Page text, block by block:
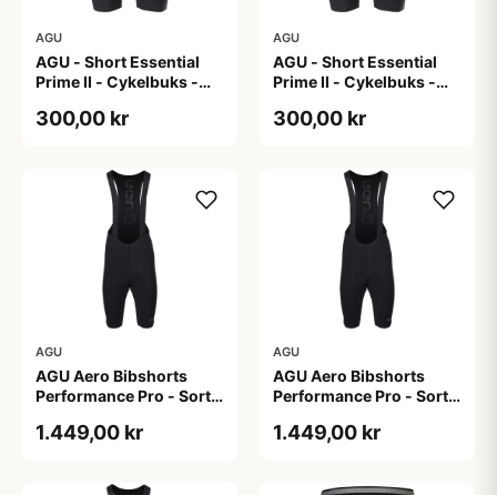
AGU
AGU - Short Essential
Prime II - Cykelbuks -
300,00 kr
AGU
AGU - Short Essential
Prime II - Cykelbuks -
300,00 kr
AGU
AGU Aero Bibshorts
Performance Pro - Sort -
1.449,00 kr
AGU
AGU Aero Bibshorts
Performance Pro - Sort -
1.449,00 kr